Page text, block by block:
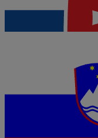
Desde 1,60 €/día